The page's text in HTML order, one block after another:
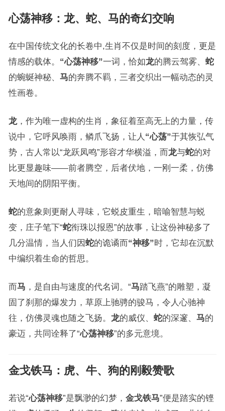
心荡神移： 龙、 蛇、 马的奇幻交响
在中国传统文化的长卷中,生肖不仅是时间的刻度，更是
情感的载体。 “心荡神移”一词，恰如龙的腾云驾雾、 蛇
的蜿蜒神秘、 马的奔腾不羁，三者交织出一幅动态的灵
性画卷。
龙，作为唯一虚构的生肖，象征着至高无上的力量，传
说中，它呼风唤雨，鳞爪飞扬，让人 “心荡”于其恢弘气
势，古人常以“龙跃凤鸣”形容才华横溢，而龙与蛇的对
比更显趣味——前者腾空，后者伏地，一刚一柔，仿佛
天地间的阴阳平衡。
蛇的意象则更耐人寻味，它蜕皮重生，暗喻智慧与蜕
变，庄子笔下“蛇衔珠以报恩”的故事，让这份神秘多了
几分温情，当人们因蛇的诡谲而“神移”时，它却在沉默
中编织着生命的哲思。
而马 ，是自由与速度的代名词。“马踏飞燕”的雕塑，凝
固了刹那的爆发力，草原上驰骋的骏马，令人心驰神
往，仿佛灵魂也随之飞扬。 龙的威仪、 蛇的深邃、 马的
豪迈，共同诠释了“心荡神移”的多元意境。
金戈铁马 ： 虎、 牛、 狗的刚毅赞歌
若说“心荡神移”是飘渺的幻梦， 金戈铁马”便是踏实的铿